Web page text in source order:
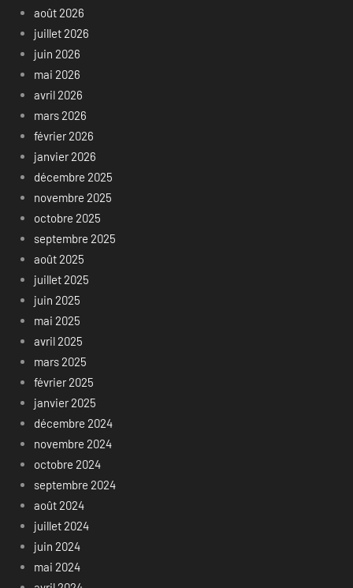
août 2026
juillet 2026
juin 2026
mai 2026
avril 2026
mars 2026
février 2026
janvier 2026
décembre 2025
novembre 2025
octobre 2025
septembre 2025
août 2025
juillet 2025
juin 2025
mai 2025
avril 2025
mars 2025
février 2025
janvier 2025
décembre 2024
novembre 2024
octobre 2024
septembre 2024
août 2024
juillet 2024
juin 2024
mai 2024